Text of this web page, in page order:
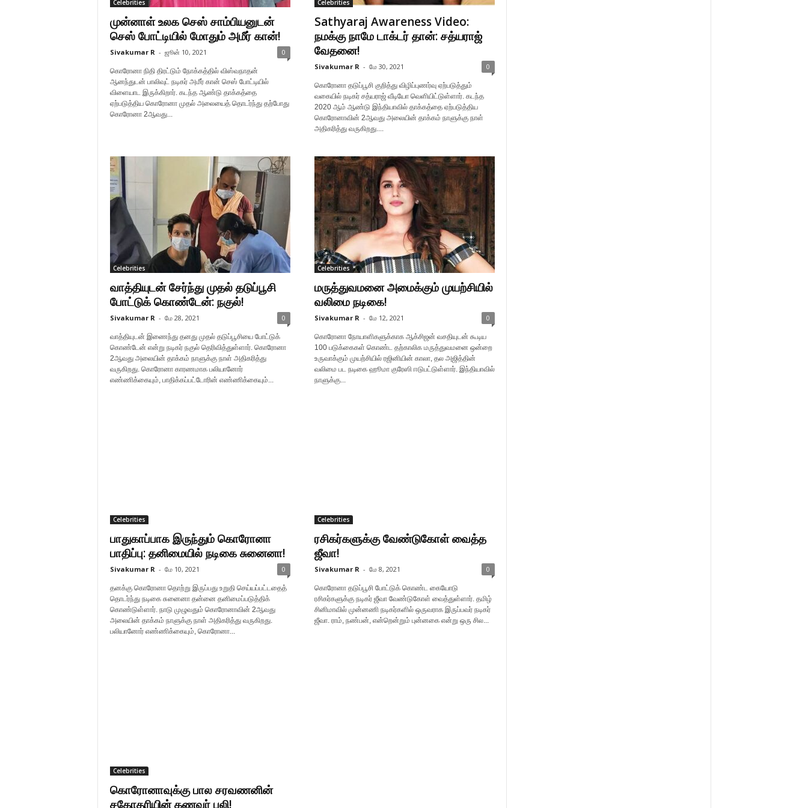
Celebrities
முன்னாள் உலக செஸ் சாம்பியனுடன்
செஸ் போட்டியில் மோதும் அமீர் கான்!
Sivakumar R - ஜூன் 10, 2021 0
கொரோனா நிதி திரட்டும் நோக்கத்தில் விஸ்வநாதன்
ஆனந்துடன் பாலிவுட் நடிகர் அமீர் கான் செஸ் போட்டியில்
விளையாட இருக்கிறார். கடந்த ஆண்டு தாக்கத்தை
ஏற்படுத்திய கொரோனா முதல் அலையைத் தொடர்ந்து தற்போது
கொரோனா 2ஆவது...
Celebrities
Sathyaraj Awareness Video:
நமக்கு நாமே டாக்டர் தான்: சத்யராஜ்
வேதனை!
Sivakumar R - மே 30, 2021 0
கொரோனா தடுப்பூசி குறித்து விழிப்புணர்வு ஏற்படுத்தும்
வகையில் நடிகர் சத்யராஜ் வீடியோ வெளியிட்டுள்ளார். கடந்த
2020 ஆம் ஆண்டு இந்தியாவில் தாக்கத்தை ஏற்படுத்திய
கொரோனாவின் 2ஆவது அலையின் தாக்கம் நாளுக்கு நாள்
அதிகரித்து வருகிறது....
Celebrities
வாத்தியுடன் சேர்ந்து முதல் தடுப்பூசி
போட்டுக் கொண்டேன்: நகுல்!
Sivakumar R - மே 28, 2021 0
வாத்தியுடன் இணைந்து தனது முதல் தடுப்பூசியை போட்டுக்
கொண்டேன் என்று நடிகர் நகுல் தெரிவித்துள்ளார். கொரோனா
2ஆவது அலையின் தாக்கம் நாளுக்கு நாள் அதிகரித்து
வருகிறது. கொரோனா காரணமாக பலியானோர்
எண்ணிக்கையும், பாதிக்கப்பட்டோரின் எண்ணிக்கையும்...
Celebrities
மருத்துவமனை அமைக்கும் முயற்சியில்
வலிமை நடிகை!
Sivakumar R - மே 12, 2021 0
கொரோனா நோயாளிகளுக்காக ஆக்சிஜன் வசதியுடன் கூடிய
100 படுக்கைகள் கொண்ட தற்காலிக மருத்துவமனை ஒன்றை
உருவாக்கும் முயற்சியில் ரஜினியின் காலா, தல அஜித்தின்
வலிமை பட நடிகை ஹூமா குரேஸி ஈடுபட்டுள்ளார். இந்தியாவில்
நாளுக்கு...
Celebrities
பாதுகாப்பாக இருந்தும் கொரோனா
பாதிப்பு: தனிமையில் நடிகை சுனைனா!
Sivakumar R - மே 10, 2021 0
தனக்கு கொரோனா தொற்று இருப்பது உறுதி செய்யப்பட்டதைத்
தொடர்ந்து நடிகை சுனைனா தன்னை தனிமைப்படுத்திக்
கொண்டுள்ளார். நாடு முழுவதும் கொரோனாவின் 2ஆவது
அலையின் தாக்கம் நாளுக்கு நாள் அதிகரித்து வருகிறது.
பலியானோர் எண்ணிக்கையும், கொரோனா...
Celebrities
ரசிகர்களுக்கு வேண்டுகோள் வைத்த
ஜீவா!
Sivakumar R - மே 8, 2021 0
கொரோனா தடுப்பூசி போட்டுக் கொண்ட கையோடு
ரசிகர்களுக்கு நடிகர் ஜீவா வேண்டுகோள் வைத்துள்ளார். தமிழ்
சினிமாவில் முன்னணி நடிகர்களில் ஒருவராக இருப்பவர் நடிகர்
ஜீவா. ராம், நண்பன், என்றென்றும் புன்னகை என்று ஒரு சில...
Celebrities
கொரோனாவுக்கு பால சரவணனின்
சகோதரியின் கணவர் பலி!